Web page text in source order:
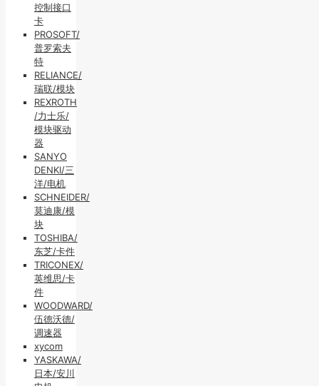
控制接口
卡
PROSOFT/
普罗索夫
特
RELIANCE/
瑞联/模块
REXROTH
/力士乐/
模块驱动
器
SANYO
DENKI/三
洋/电机
SCHNEIDER/
莫迪康/模
块
TOSHIBA/
东芝/卡件
TRICONEX/
英维思/卡
件
WOODWARD/
伍德沃德/
调速器
xycom
YASKAWA/
日本/安川